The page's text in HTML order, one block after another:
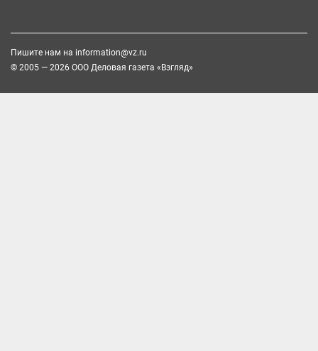
Пишите нам на information@vz.ru
© 2005 — 2026 ООО Деловая газета «Взгляд»